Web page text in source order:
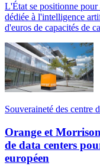
L'État se positionne
dédiée à l'intelligence
d'euros de capacités de
Souveraineté des centre
Orange et
de data centers
européen